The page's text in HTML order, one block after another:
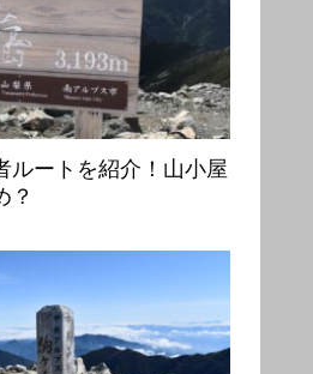
ルートを紹介！山小屋
？